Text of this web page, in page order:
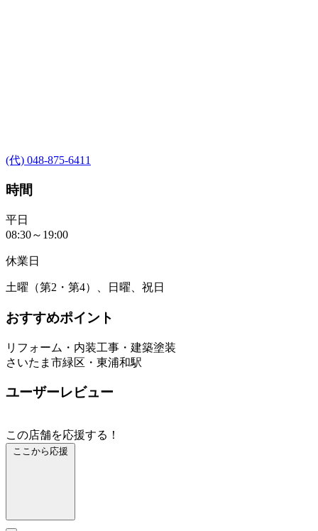
(代) 048-875-6411
時間
平日
08:30～19:00
休業日
土曜（第2・第4）、日曜、祝日
おすすめポイント
リフォーム・内装工事・建築塗装
さいたま市緑区・東浦和駅
ユーザーレビュー
この店舗を応援する！
ここから応援